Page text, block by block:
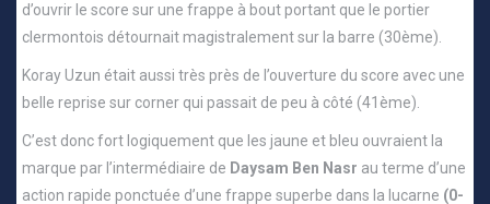
d’ouvrir le score sur une frappe à bout portant que le portier
clermontois détournait magistralement sur la barre (30ème).
Koray Uzun était aussi très près de l’ouverture du score avec une
belle reprise sur corner qui passait de peu à côté (41ème).
C’est donc fort logiquement que les jaune et bleu ouvraient la
marque par l’intermédiaire de Daysam Ben Nasr au terme d’une
action rapide ponctuée d’une frappe superbe dans la lucarne (0-